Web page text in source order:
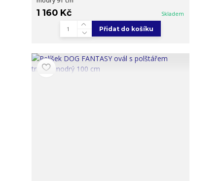
1 160 Kč Skladem
Přidat do košíku